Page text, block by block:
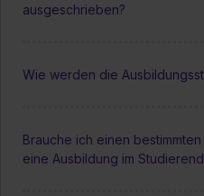
ausgeschrieben?
Wie werden die
Brauche ich einen
eine Ausbildung im